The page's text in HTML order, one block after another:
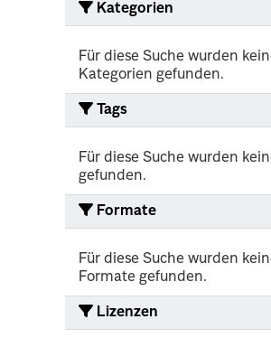
Kategorien
Für diese Suche wurden
Kategorien gefunden.
Tags
Für diese Suche wurden
gefunden.
Formate
Für diese Suche wurden
Formate gefunden.
Lizenzen